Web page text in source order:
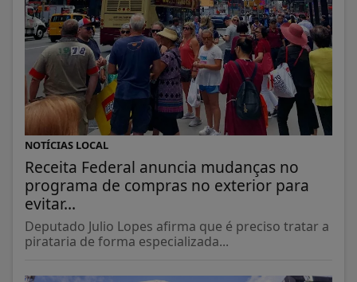
NOTÍCIAS LOCAL
Receita Federal anuncia mudanças no
programa de compras no exterior para
evitar...
Deputado Julio Lopes afirma que é preciso tratar a
pirataria de forma especializada...